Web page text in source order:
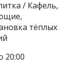
/ Кафель,
тёплых
20:00